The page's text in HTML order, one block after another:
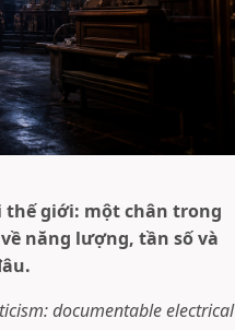
thế giới: một chân trong
năng lượng, tần số và
documentable electrical